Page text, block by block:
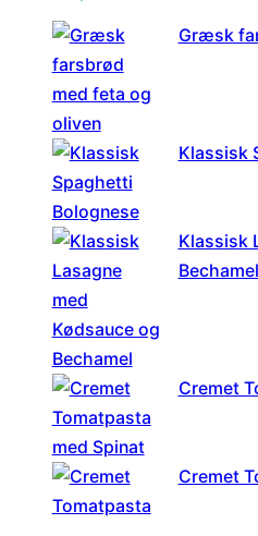
Græsk
Klassisk
Klassisk
Bechamel
Cremet
Cremet